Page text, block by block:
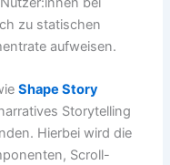
zu statischen
aufweisen.
Shape Story
Storytelling
Hierbei wird die
Scroll-